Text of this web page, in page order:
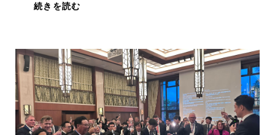
続きを読む